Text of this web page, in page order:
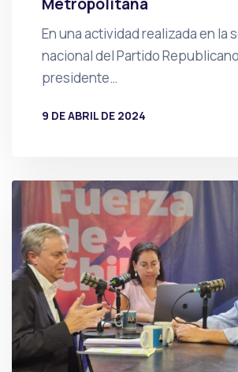
En una actividad realizada en la
nacional del Partido
presidente…
9 DE ABRIL DE 2024